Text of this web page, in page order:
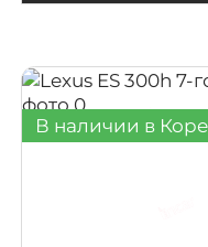
В наличии в